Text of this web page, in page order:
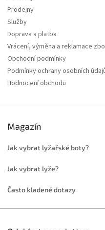
Prodejny
Služby
Doprava a platba
Vrácení, výměna a reklamace
Obchodní podmínky
Podmínky ochrany osobních
Hodnocení obchodu
Magazín
Jak vybrat lyžařské boty?
Jak vybrat lyže?
Často kladené dotazy